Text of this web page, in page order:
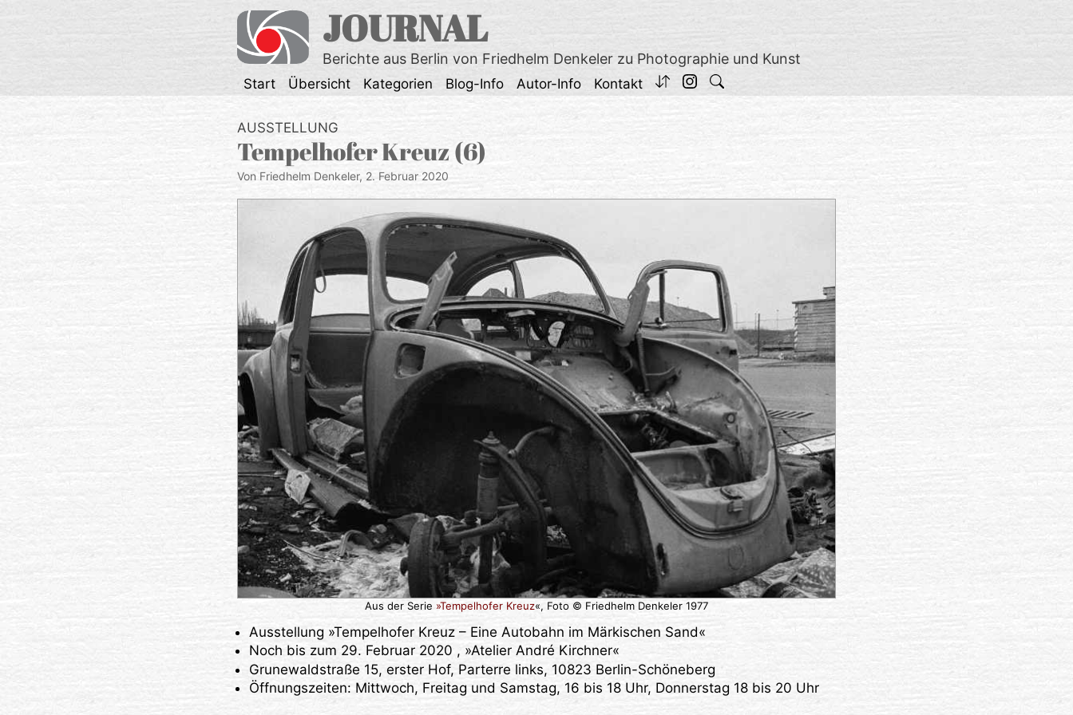
JOURNAL
Berichte aus Berlin von Friedhelm Denkeler zu Photographie und Kunst
Start Übersicht Kategorien Blog-Info Autor-Info Kontakt
AUSSTELLUNG
Tempelhofer Kreuz (6)
Von Friedhelm Denkeler, 2. Februar 2020
Aus der Serie »Tempelhofer Kreuz«, Foto © Friedhelm Denkeler 1977
Ausstellung »Tempelhofer Kreuz – Eine Autobahn im Märkischen Sand«
Noch bis zum 29. Februar 2020 , »Atelier André Kirchner«
Grunewaldstraße 15, erster Hof, Parterre links, 10823 Berlin-Schöneberg
Öffnungszeiten: Mittwoch, Freitag und Samstag, 16 bis 18 Uhr, Donnerstag 18 bis 20 Uhr